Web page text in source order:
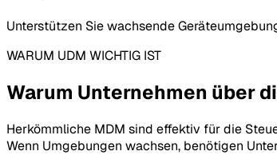
Unterstützen Sie wachsende
WARUM UDM WICHTIG IST
Warum Unternehmen über
Herkömmliche MDM sind effektiv für die
Wenn Umgebungen wachsen, benötigen